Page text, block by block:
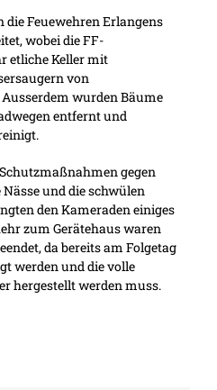
die Feuewehren Erlangens
wobei die FF-
etliche Keller mit
von
wurden Bäume
entfernt und
gegen
und die schwülen
den Kameraden einiges
zum Gerätehaus waren
da bereits am Folgetag
werden und die volle
hergestellt werden muss.